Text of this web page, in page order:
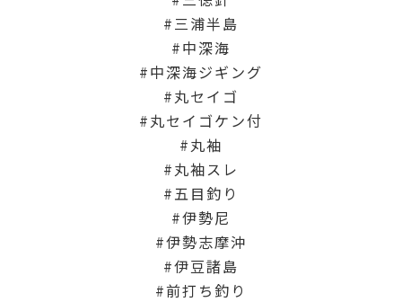
三浦半島
中深海
中深海ジギング
丸セイゴ
丸セイゴケン付
丸袖
丸袖スレ
五目釣り
伊勢尼
伊勢志摩沖
伊豆諸島
前打ち釣り